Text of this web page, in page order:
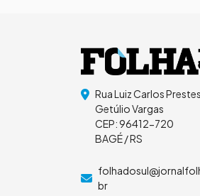
Rua Luiz Carlos Prestes
Getúlio Vargas
CEP: 96412-720
BAGÉ / RS
br